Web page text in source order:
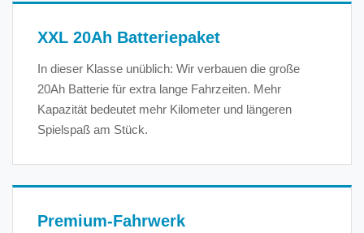
XXL 20Ah Batteriepaket
In dieser Klasse unüblich: Wir verbauen die große
20Ah Batterie für extra lange Fahrzeiten. Mehr
Kapazität bedeutet mehr Kilometer und längeren
Spielspaß am Stück.
Premium-Fahrwerk